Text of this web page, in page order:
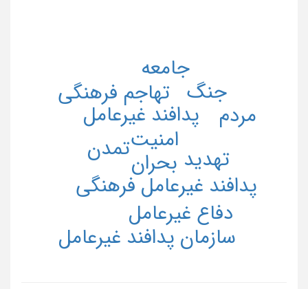
امنیت
بحران
پدافند غیرعامل
پدافند غیرعامل فرهنگی
تمدن
تهاجم فرهنگی
تهدید
جامعه
جنگ
دفاع غیرعامل
سازمان پدافند غیرعامل
مردم